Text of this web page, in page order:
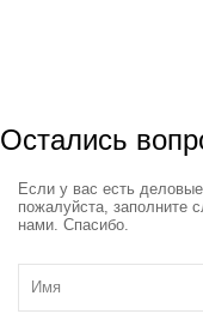
Остались
Если у вас есть
пожалуйста, заполните
нами. Спасибо.